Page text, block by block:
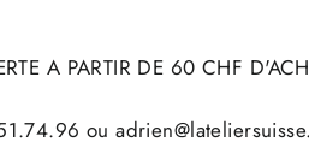
A PARTIR DE 60 CHF
ou